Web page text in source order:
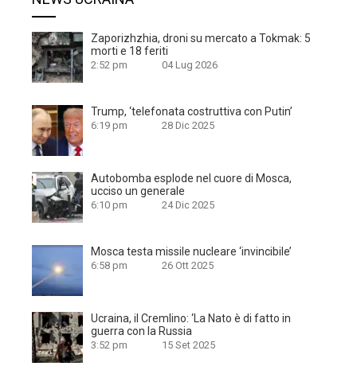
Zaporizhzhia, droni su mercato a Tokmak: 5
morti e 18 feriti
2:52 pm 04 Lug 2026
Trump, ‘telefonata costruttiva con Putin’
6:19 pm 28 Dic 2025
Autobomba esplode nel cuore di Mosca,
ucciso un generale
6:10 pm 24 Dic 2025
Mosca testa missile nucleare ‘invincibile’
6:58 pm 26 Ott 2025
Ucraina, il Cremlino: ‘La Nato è di fatto in
guerra con la Russia
3:52 pm 15 Set 2025